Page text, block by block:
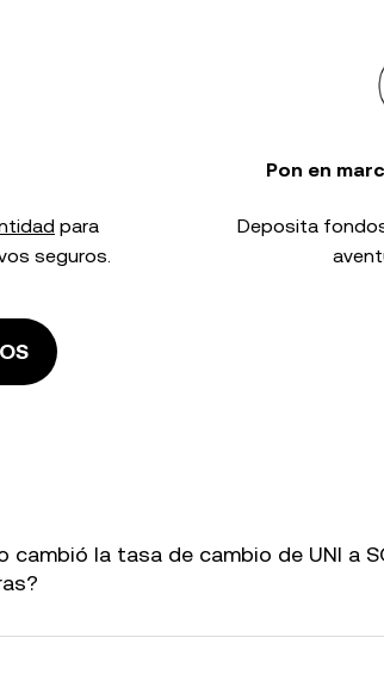
para
seguros.
Pon en
Deposita
cambió la tasa de cambio de UNI a